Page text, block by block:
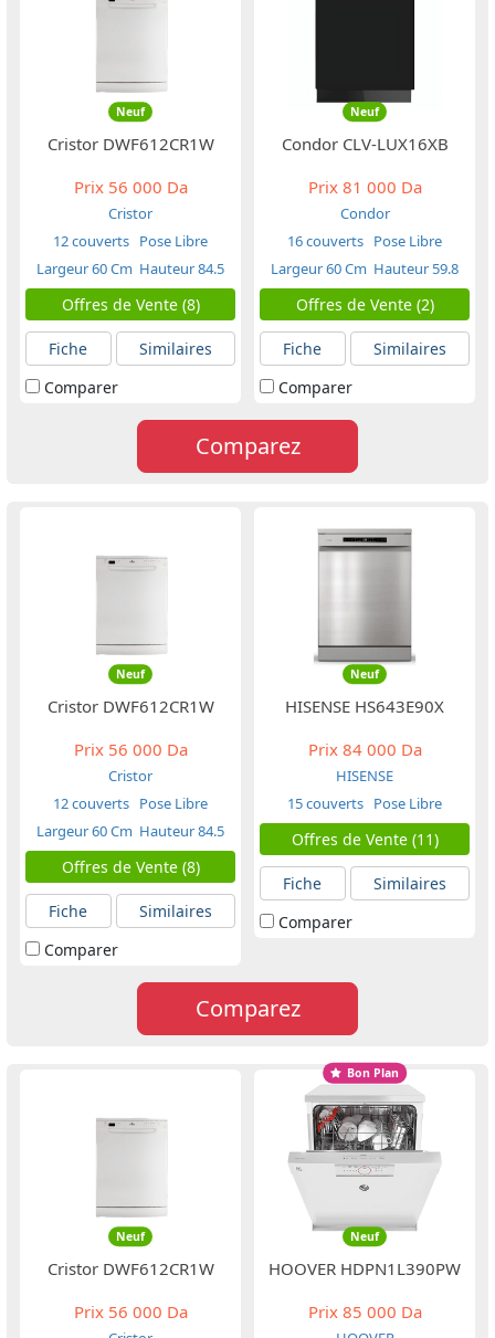
Neuf
Cristor DWF612CR1W
Prix56 000 Da
Cristor
12 couverts Pose Libre
Largeur 60 Cm Hauteur 84.5
Cm
Offres de Vente (8)
Fiche
Similaires
Comparer
Neuf
Condor CLV-LUX16XB
Prix81 000 Da
Condor
16 couverts Pose Libre
Largeur 60 Cm Hauteur 59.8
Cm
Offres de Vente (2)
Fiche
Similaires
Comparer
Comparez
Neuf
Cristor DWF612CR1W
Prix56 000 Da
Cristor
12 couverts Pose Libre
Largeur 60 Cm Hauteur 84.5
Cm
Offres de Vente (8)
Fiche
Similaires
Comparer
Neuf
HISENSE HS643E90X
Prix84 000 Da
HISENSE
15 couverts Pose Libre
Offres de Vente (11)
Fiche
Similaires
Comparer
Comparez
Neuf
Cristor DWF612CR1W
Prix56 000 Da
Bon Plan
Neuf
HOOVER HDPN1L390PW
Prix85 000 Da